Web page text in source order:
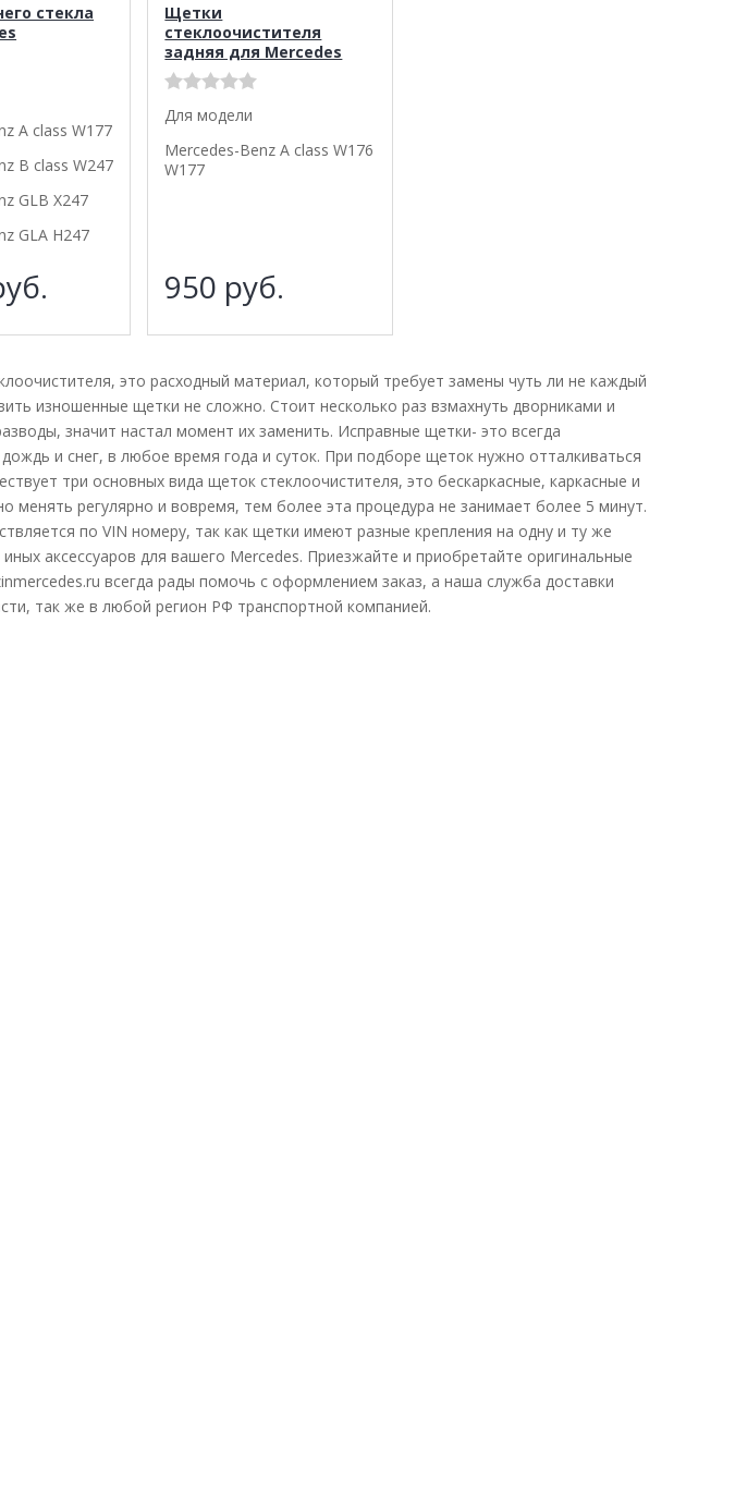
стекла
A class W177
B class W247
GLB X247
GLA H247
Щетки
стеклоочистителя
задняя для Mercedes
Для модели
Mercedes-Benz A class W176
W177
950 руб.
это расходный материал, который требует замены чуть ли не каждый
изношенные щетки не сложно. Стоит несколько раз взмахнуть дворниками и
значит настал момент их заменить. Исправные щетки- это всегда
и снег, в любое время года и суток. При подборе щеток нужно отталкиваться
три основных вида щеток стеклоочистителя, это бескаркасные, каркасные и
менять регулярно и вовремя, тем более эта процедура не занимает более 5 минут.
по VIN номеру, так как щетки имеют разные крепления на одну и ту же
аксессуаров для вашего Mercedes. Приезжайте и приобретайте оригинальные
всегда рады помочь с оформлением заказ, а наша служба доставки
так же в любой регион РФ транспортной компанией.